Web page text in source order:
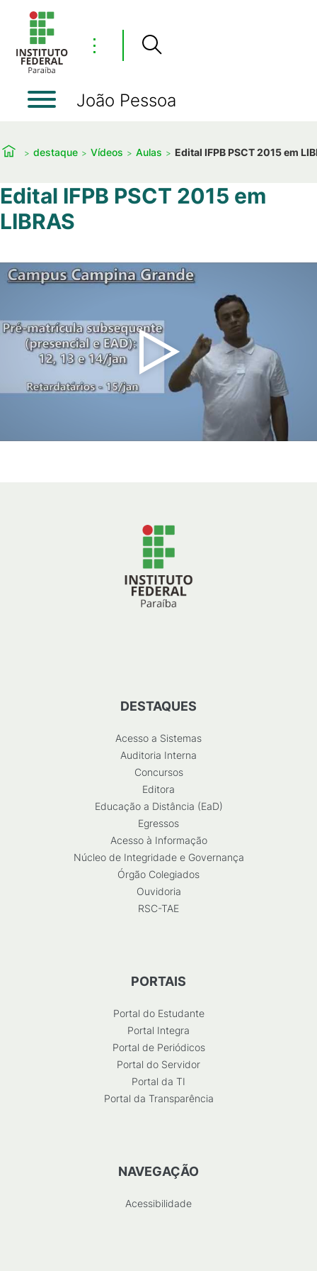
⋮
João Pessoa
destaque Vídeos Aulas Edital IFPB PSCT 2015 em
Edital IFPB PSCT 2015 em
LIBRAS
DESTAQUES
Acesso a Sistemas
Auditoria Interna
Concursos
Editora
Educação a Distância (EaD)
Egressos
Acesso à Informação
Núcleo de Integridade e Governança
Órgão Colegiados
Ouvidoria
RSC-TAE
PORTAIS
Portal do Estudante
Portal Integra
Portal de Periódicos
Portal do Servidor
Portal da TI
Portal da Transparência
NAVEGAÇÃO
Acessibilidade